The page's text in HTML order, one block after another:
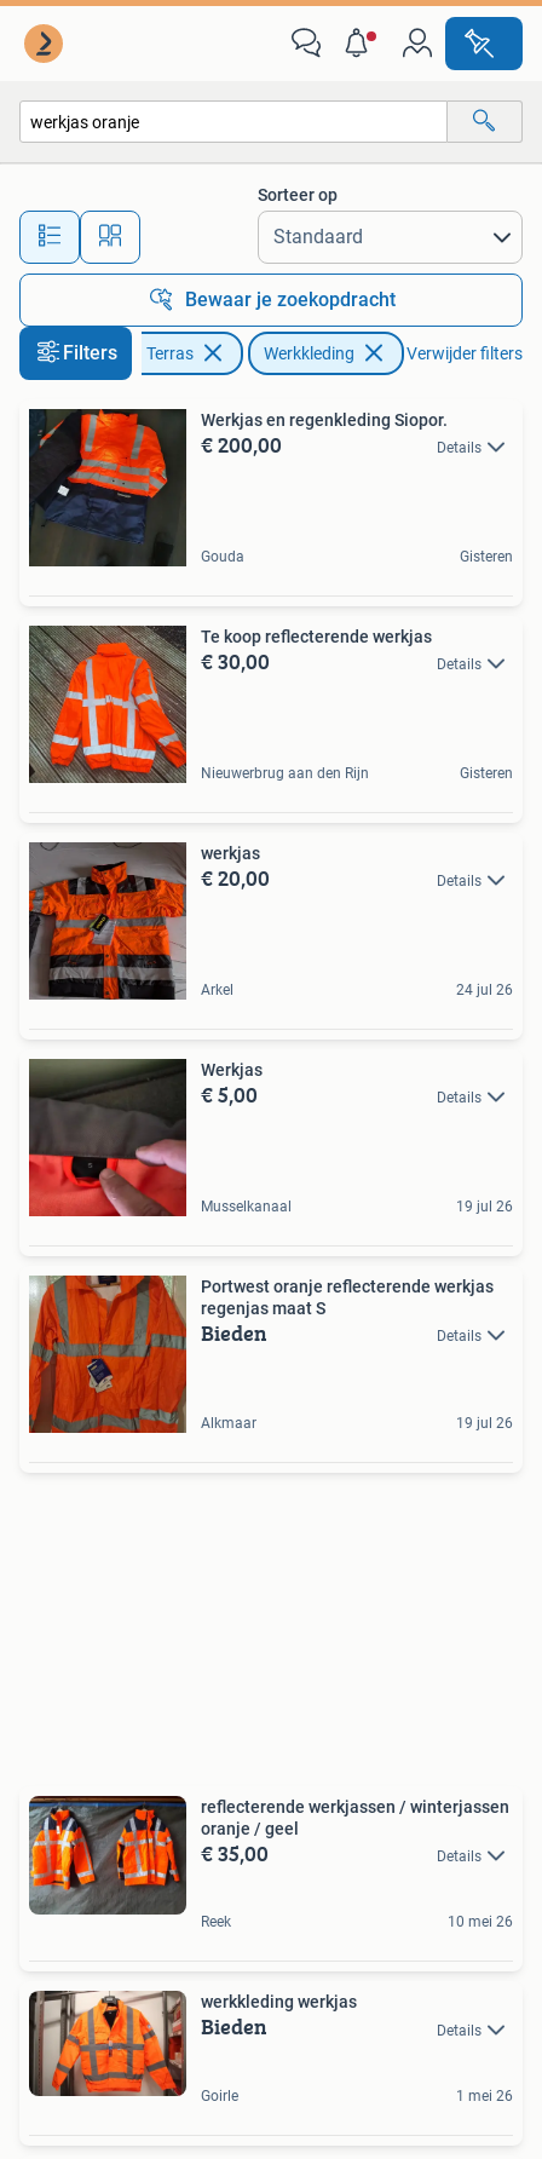
Alle afstanden…
Sorteer op
Bewaar je zoekopdracht
FiltersTuin en Terras Werkkleding Verwijder filters
Werkjas en regenkleding Siopor.
€ 200,00 Details
Gouda Gisteren
Te koop reflecterende werkjas
€ 30,00 Details
Nieuwerbrug aan den Rijn Gisteren
werkjas
€ 20,00 Details
Arkel 24 jul 26
Werkjas
€ 5,00 Details
Musselkanaal 19 jul 26
Portwest oranje reflecterende werkjas
regenjas maat S
Bieden Details
Alkmaar 19 jul 26
reflecterende werkjassen / winterjassen
oranje / geel
€ 35,00 Details
Reek 10 mei 26
werkkleding werkjas
Bieden Details
Goirle 1 mei 26